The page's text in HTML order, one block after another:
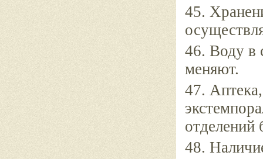
45.
46. Воду в
меняют.
47.
отделений
48.